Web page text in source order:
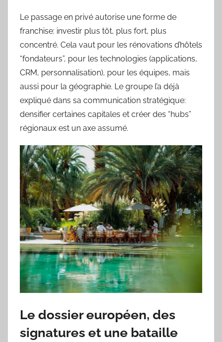
Le passage en privé autorise une forme de
franchise: investir plus tôt, plus fort, plus
concentré. Cela vaut pour les rénovations d’hôtels
“fondateurs”, pour les technologies (applications,
CRM, personnalisation), pour les équipes, mais
aussi pour la géographie. Le groupe l’a déjà
expliqué dans sa communication stratégique:
densifier certaines capitales et créer des “hubs”
régionaux est un axe assumé.
Le dossier européen, des
signatures et une bataille